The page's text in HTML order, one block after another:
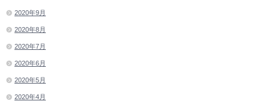
2020年9月
2020年8月
2020年7月
2020年6月
2020年5月
2020年4月